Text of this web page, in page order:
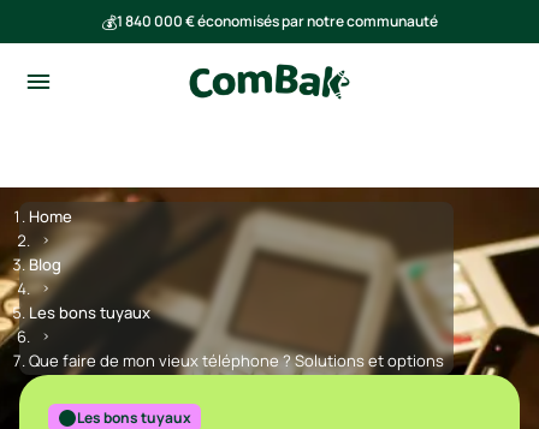
💰1 840 000 € économisés par notre communauté
Home
Blog
Les bons tuyaux
Que faire de mon vieux téléphone ? Solutions et options
Les bons tuyaux